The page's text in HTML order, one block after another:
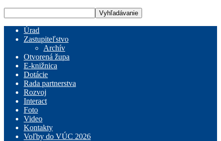
Úrad
Zastupiteľstvo
Archív
Otvorená župa
E-knižnica
Dotácie
Rada partnerstva
Rozvoj
Interact
Foto
Video
Kontakty
Voľby do VÚC 2026